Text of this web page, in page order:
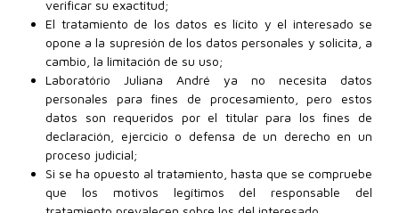
verificar su exactitud;
El tratamiento de los datos es lícito y el interesado se
opone a la supresión de los datos personales y solicita, a
cambio, la limitación de su uso;
Laboratório Juliana André ya no necesita datos
personales para fines de procesamiento, pero estos
datos son requeridos por el titular para los fines de
declaración, ejercicio o defensa de un derecho en un
proceso judicial;
Si se ha opuesto al tratamiento, hasta que se compruebe
que los motivos legítimos del responsable del